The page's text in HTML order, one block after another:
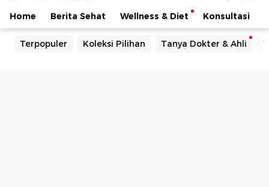
Home Berita Sehat Wellness & Diet Konsultasi
Terpopuler Koleksi Pilihan Tanya Dokter & Ahli